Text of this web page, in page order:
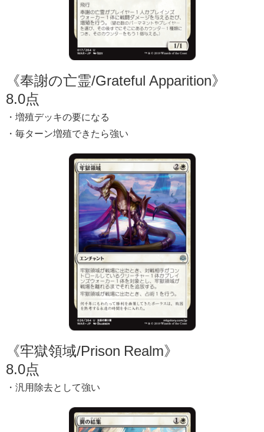
《奉謝の亡霊/Grateful Apparition》
8.0点
・増殖デッキの要になる
・毎ターン増殖できたら強い
《牢獄領域/Prison Realm》
8.0点
・汎用除去として強い